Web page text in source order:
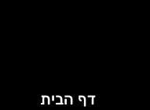
דף הבית